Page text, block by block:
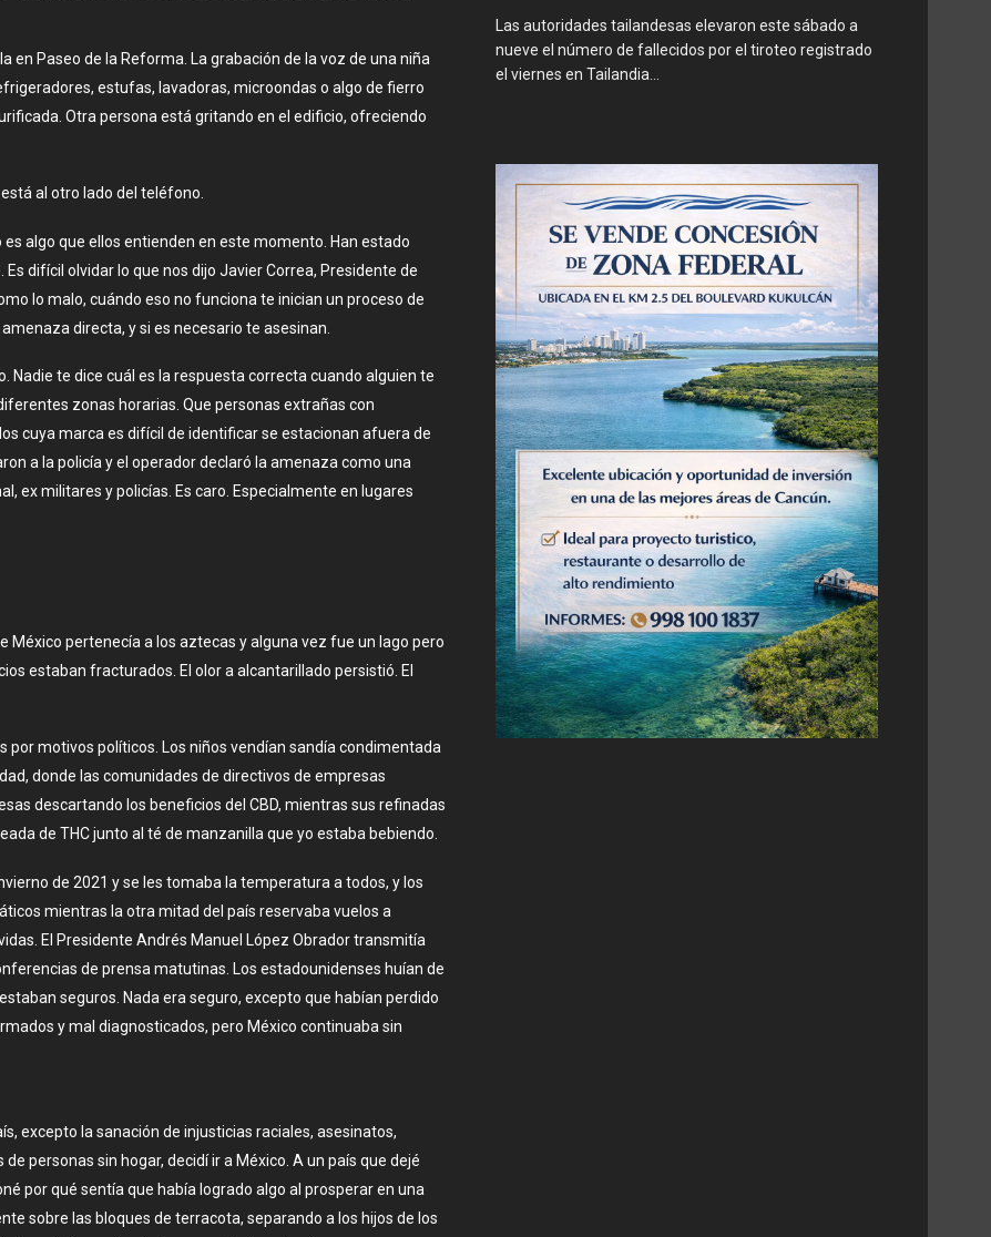
en Paseo de la Reforma. La grabación de la voz de una niña
estufas, lavadoras, microondas o algo de fierro
Otra persona está gritando en el edificio, ofreciendo
al otro lado del teléfono.
algo que ellos entienden en este momento. Han estado
difícil olvidar lo que nos dijo Javier Correa, Presidente de
lo malo, cuándo eso no funciona te inician un proceso de
directa, y si es necesario te asesinan.
Nadie te dice cuál es la respuesta correcta cuando alguien te
zonas horarias. Que personas extrañas con
cuya marca es difícil de identificar se estacionan afuera de
a la policía y el operador declaró la amenaza como una
ex militares y policías. Es caro. Especialmente en lugares
México pertenecía a los aztecas y alguna vez fue un lago pero
estaban fracturados. El olor a alcantarillado persistió. El
por motivos políticos. Los niños vendían sandía condimentada
donde las comunidades de directivos de empresas
descartando los beneficios del CBD, mientras sus refinadas
de THC junto al té de manzanilla que yo estaba bebiendo.
de 2021 y se les tomaba la temperatura a todos, y los
mientras la otra mitad del país reservaba vuelos a
El Presidente Andrés Manuel López Obrador transmitía
de prensa matutinas. Los estadounidenses huían de
seguros. Nada era seguro, excepto que habían perdido
y mal diagnosticados, pero México continuaba sin
excepto la sanación de injusticias raciales, asesinatos,
personas sin hogar, decidí ir a México. A un país que dejé
por qué sentía que había logrado algo al prosperar en una
sobre las bloques de terracota, separando a los hijos de los
Las autoridades tailandesas elevaron este sábado a
nueve el número de fallecidos por el tiroteo registrado
el viernes en Tailandia...